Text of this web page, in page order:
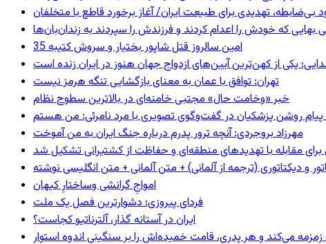
بی‌ضابطه، تهدیدی برای طبیعت ایران/ آغاز برخورد قاطع با متخلفان
بهایی که خودش را اعدام کردند و فرزندش را سپردند به زندان‌بان‌ها
35 امین سالروز قتل شاپور بختیار و سروش کتیبه
یکی از کهن‌ترین آیین‌های ازدواج جهان هنوز در ایران زنده است
تهران: توافق با عمان به معنای بازگشایی تنگه هرمز نیست
خبر «وخامت حال» مجتبی خامنه‌ای در بالاترین سطوح نظام
مهرزاد بروجردی: آنچه ترور پدرم درباره جنگ ایران به من آموخت
برای مقابله با تهدیدهای منطقه‌ای و حفاظت از کشتیرانی تشکیل شد
و دیکتاتوری (ترجمه از آلمانی) + متن آلمانی + متن انگلیسی نوشته
‌امواجِ گرانشی وساختارِ کیهان
فردای پیروزی؛ دشوارترین فصل یک ملت
ایران در آستانه گذار، آلترناتیو کجاست؟
می‌کند و هر پدری، قامت خمیده‌اش را بر سنگینی اندوه استوار